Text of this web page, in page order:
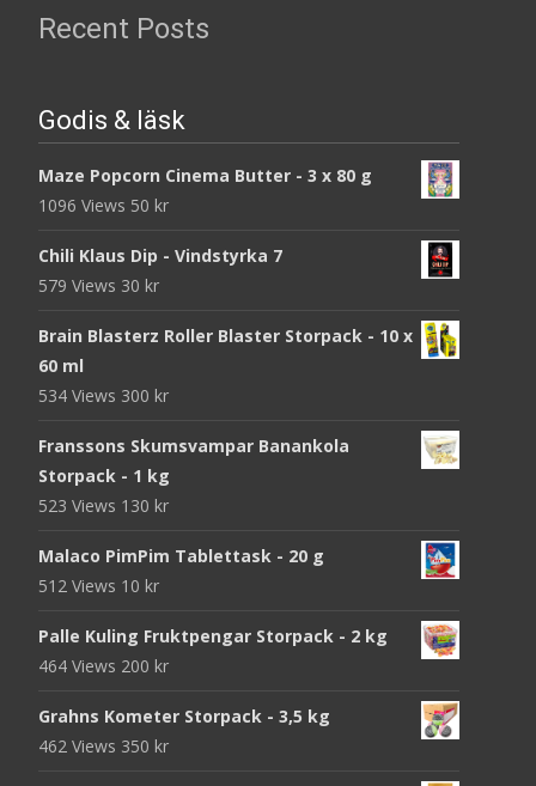
Recent Posts
Godis & läsk
Maze Popcorn Cinema Butter - 3 x 80 g
1096 Views 50 kr
Chili Klaus Dip - Vindstyrka 7
579 Views 30 kr
Brain Blasterz Roller Blaster Storpack - 10 x
60 ml
534 Views 300 kr
Franssons Skumsvampar Banankola
Storpack - 1 kg
523 Views 130 kr
Malaco PimPim Tablettask - 20 g
512 Views 10 kr
Palle Kuling Fruktpengar Storpack - 2 kg
464 Views 200 kr
Grahns Kometer Storpack - 3,5 kg
462 Views 350 kr